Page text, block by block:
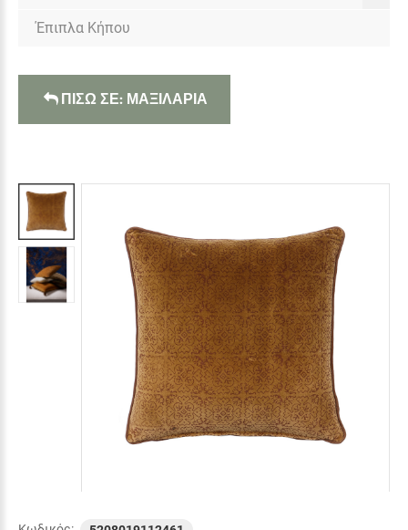
Έπιπλα Κήπου
ΠΙΣΩ ΣΕ: ΜΑΞΙΛΑΡΙΑ